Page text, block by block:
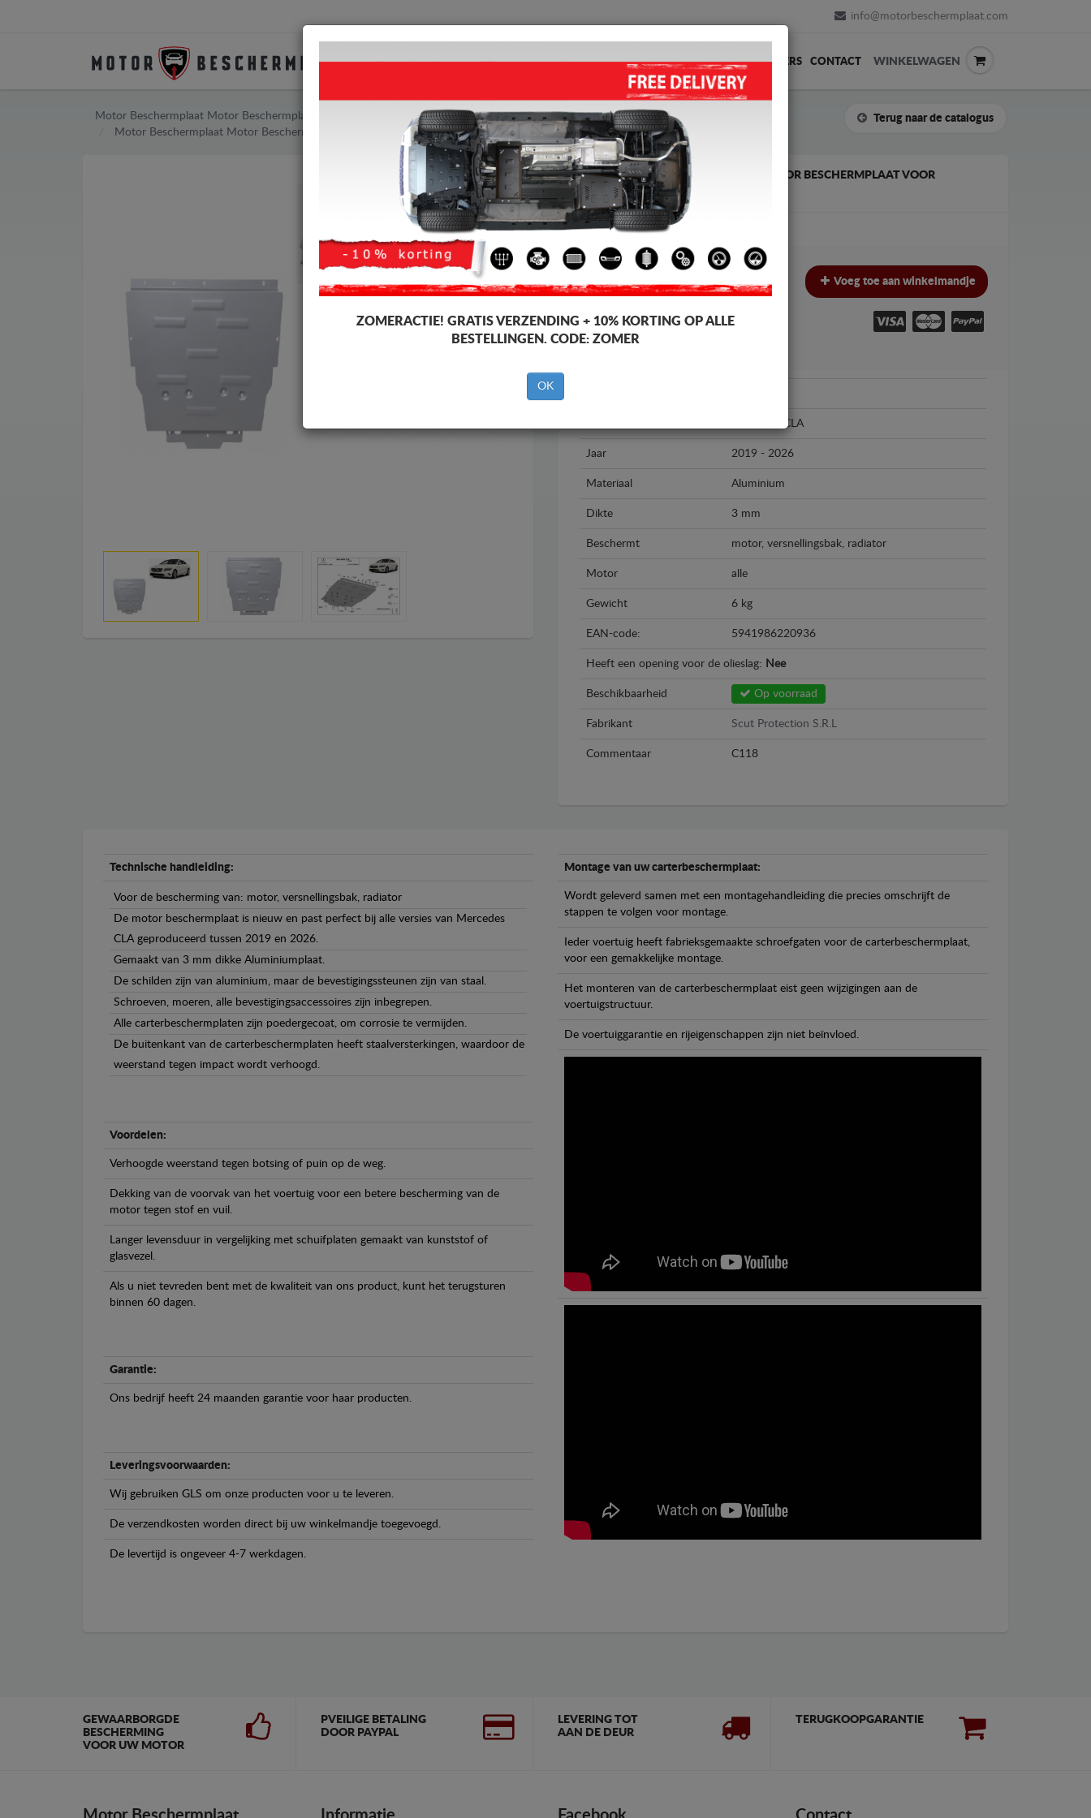
info@motorbeschermplaat.com
BESCHERMPLAAT HOME VERZENDING TERUGMELDING WEDERVERKOPERS CONTACT WINKELWAGEN
Motor Beschermplaat Motor Beschermplaat Mercedes
Motor Beschermplaat Motor Beschermplaat Mercedes CLA
Terug naar de catalogus
MOTOR, VERSNELLINGSBAK EN RADIATOR BESCHERMPLAAT VOOR
MERCEDES CLA (2019-2026)
Artikelcode: 14.103ALU
500€ Voeg toe aan winkelmandje
Mercedes CLA
Jaar 2019 - 2026
Materiaal Aluminium
Dikte 3 mm
Beschermt motor, versnellingsbak, radiator
Motor alle
Gewicht 6 kg
EAN-code: 5941986220936
Heeft een opening voor de olieslag: Nee
Beschikbaarheid Op voorraad
Fabrikant Scut Protection S.R.L
Commentaar C118
Technische handleiding:
Voor de bescherming van: motor, versnellingsbak, radiator
De motor beschermplaat is nieuw en past perfect bij alle versies van Mercedes
CLA geproduceerd tussen 2019 en 2026.
Gemaakt van 3 mm dikke Aluminiumplaat.
De schilden zijn van aluminium, maar de bevestigingssteunen zijn van staal.
Schroeven, moeren, alle bevestigingsaccessoires zijn inbegrepen.
Alle carterbeschermplaten zijn poedergecoat, om corrosie te vermijden.
De buitenkant van de carterbeschermplaten heeft staalversterkingen, waardoor de
weerstand tegen impact wordt verhoogd.
Voordelen:
Verhoogde weerstand tegen botsing of puin op de weg.
Dekking van de voorvak van het voertuig voor een betere bescherming van de
motor tegen stof en vuil.
Langer levensduur in vergelijking met schuifplaten gemaakt van kunststof of
glasvezel.
Als u niet tevreden bent met de kwaliteit van ons product, kunt het terugsturen
binnen 60 dagen.
Garantie:
Ons bedrijf heeft 24 maanden garantie voor haar producten.
Leveringsvoorwaarden:
Wij gebruiken GLS om onze producten voor u te leveren.
De verzendkosten worden direct bij uw winkelmandje toegevoegd.
De levertijd is ongeveer 4-7 werkdagen.
Montage van uw carterbeschermplaat:
Wordt geleverd samen met een montagehandleiding die precies omschrijft de
stappen te volgen voor montage.
Ieder voertuig heeft fabrieksgemaakte schroefgaten voor de carterbeschermplaat,
voor een gemakkelijke montage.
Het monteren van de carterbeschermplaat eist geen wijzigingen aan de
voertuigstructuur.
De voertuiggarantie en rijeigenschappen zijn niet beïnvloed.
GEWAARBORGDE
BESCHERMING
VOOR UW MOTOR
PVEILIGE BETALING
DOOR PAYPAL
LEVERING TOT
AAN DE DEUR
TERUGKOOPGARANTIE
ZOMERACTIE! GRATIS VERZENDING + 10% KORTING OP ALLE
BESTELLINGEN. CODE: ZOMER
OK